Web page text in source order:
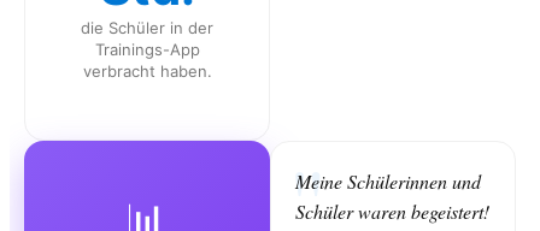
die Schüler in der
Trainings-App
verbracht haben.
📊
Meine Schülerinnen und
Schüler waren begeistert!